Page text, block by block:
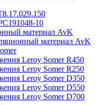
10
материал AvK
материал AvK
Leroy Somer R450
Leroy Somer R250
Leroy Somer D350
Leroy Somer D550
Leroy Somer D700